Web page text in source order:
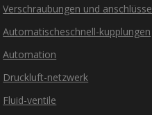
Verschraubungen und anschlüsse
Automatischeschnell-kupplungen
Automation
Druckluft-netzwerk
Fluid-ventile